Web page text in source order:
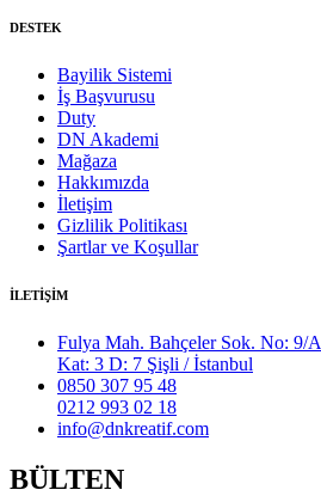
DESTEK
Bayilik Sistemi
İş Başvurusu
Duty
DN Akademi
Mağaza
Hakkımızda
İletişim
Gizlilik Politikası
Şartlar ve Koşullar
İLETİŞİM
Fulya Mah. Bahçeler Sok. No: 9/A
Kat: 3 D: 7 Şişli / İstanbul
0850 307 95 48
0212 993 02 18
info@dnkreatif.com
BÜLTEN